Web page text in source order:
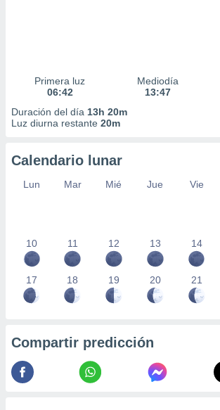
Primera luz
06:42
Mediodía
13:47
Duración del día 13h 20m
Luz diurna restante 20m
Calendario lunar
Lun Mar Mié Jue Vie
10 11 12 13 14
17 18 19 20 21
Compartir predicción